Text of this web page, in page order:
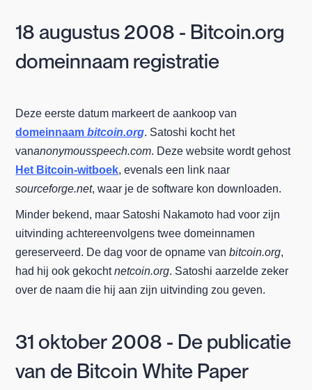
18 augustus 2008 - Bitcoin.org
domeinnaam registratie
Deze eerste datum markeert de aankoop van
domeinnaambitcoin.org. Satoshi kocht het
vananonymousspeech.com. Deze website wordt gehost
Het Bitcoin-witboek, evenals een link naar
sourceforge.net, waar je de software kon downloaden.
Minder bekend, maar Satoshi Nakamoto had voor zijn
uitvinding achtereenvolgens twee domeinnamen
gereserveerd. De dag voor de opname vanbitcoin.org,
had hij ook gekochtnetcoin.org. Satoshi aarzelde zeker
over de naam die hij aan zijn uitvinding zou geven.
31 oktober 2008 - De publicatie
van de Bitcoin White Paper